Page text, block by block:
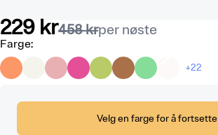
229 kr458 krper nøste
Farge:
+22
Velg en farge for å fortsette